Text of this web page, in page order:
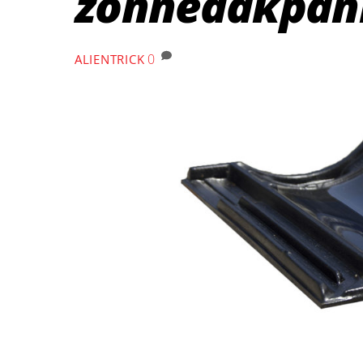
ALIENTRICK 0